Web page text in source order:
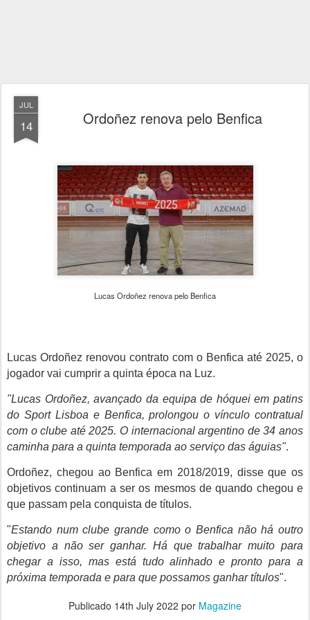
JUL
14 Ordoñez renova pelo Benfica
Lucas Ordoñez renova pelo Benfica
Lucas Ordoñez renovou contrato com o Benfica até 2025, o
jogador vai cumprir a quinta época na Luz.
"Lucas Ordoñez, avançado da equipa de hóquei em patins
do Sport Lisboa e Benfica, prolongou o vínculo contratual
com o clube até 2025. O internacional argentino de 34 anos
caminha para a quinta temporada ao serviço das águias".
Ordoñez, chegou ao Benfica em 2018/2019, disse que os
objetivos continuam a ser os mesmos de quando chegou e
que passam pela conquista de títulos.
"Estando num clube grande como o Benfica não há outro
objetivo a não ser ganhar. Há que trabalhar muito para
chegar a isso, mas está tudo alinhado e pronto para a
próxima temporada e para que possamos ganhar títulos".
Publicado 14th July 2022 por Magazine